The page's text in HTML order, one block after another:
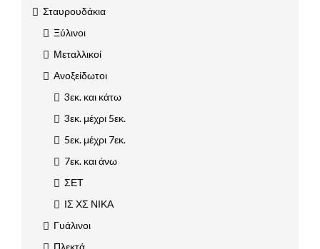
Σταυρουδάκια
Ξύλινοι
Μεταλλικοί
Ανοξείδωτοι
3εκ. και κάτω
3εκ. μέχρι 5εκ.
5εκ. μέχρι 7εκ.
7εκ. και άνω
ΣΕΤ
ΙΣ ΧΣ ΝΙΚΑ
Γυάλινοι
Πλεκτά